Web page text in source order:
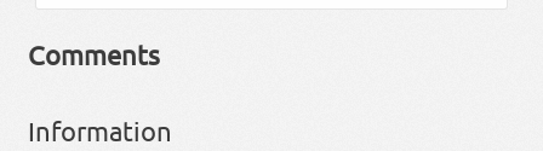
Comments
Information